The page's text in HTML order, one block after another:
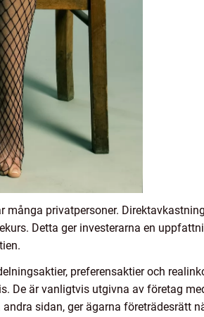
privatpersoner.
Detta ger investerarna en
preferensaktier och
De är vanligtvis utgivna av företag
sidan, ger ägarna företrädesrätt